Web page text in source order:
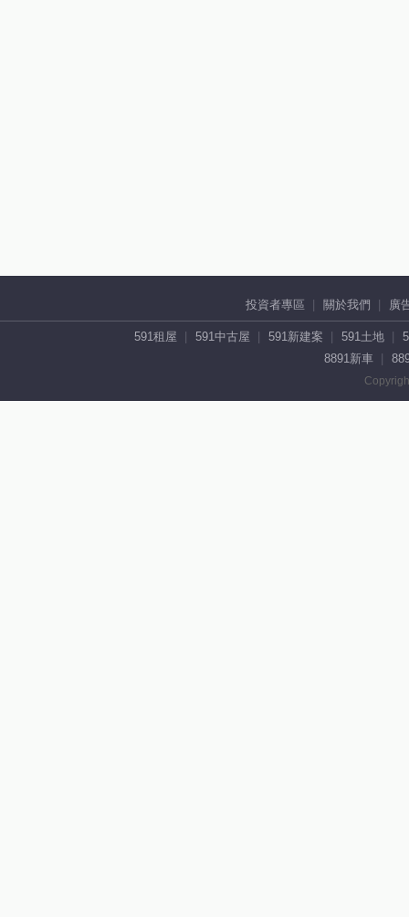
投資者專區 關於我們 廣
591租屋 591中古屋 591新建案 591土地
8891新車